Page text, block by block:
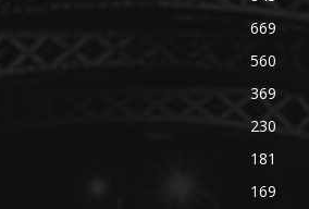
669
560
369
230
181
169